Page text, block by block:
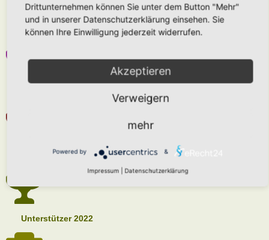
Unterstützer 2025
Unterstützer 2023
Unterstützer 2022
Drittunternehmen können Sie unter dem Button "Mehr"
und in unserer Datenschutzerklärung einsehen. Sie
können Ihre Einwilligung jederzeit widerrufen.
Akzeptieren
Verweigern
mehr
Powered by &
Impressum Datenschutzerklärung